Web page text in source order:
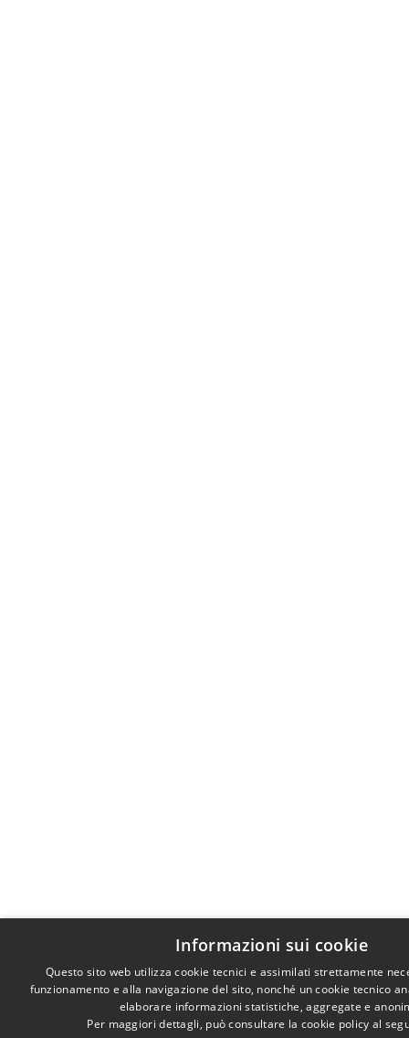
Informazioni sui cookie
Questo sito web utilizza cookie tecnici e assimilati strettamente
funzionamento e alla navigazione del sito, nonché un cookie tecnico
elaborare informazioni statistiche, aggregate e
Per maggiori dettagli, può consultare la cookie policy al